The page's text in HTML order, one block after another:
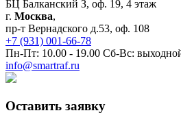
БЦ Балканский З, оф. 19, 4 этаж
г. Москва,
пр-т Вернадского д.53, оф. 108
+7 (931) 001-66-78
Пн-Пт: 10.00 - 19.00 Сб-Вс:
info@smartraf.ru
Оставить заявку